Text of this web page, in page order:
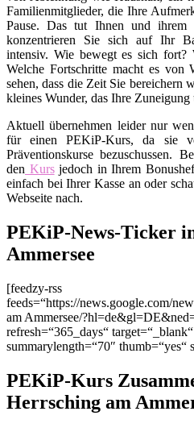
Familienmitglieder, die Ihre
Pause. Das tut Ihnen und
konzentrieren Sie sich auf Ihr
intensiv. Wie bewegt es sich
Welche Fortschritte macht es von
sehen, dass die Zeit Sie
kleines Wunder, das Ihre
Aktuell übernehmen leider nur
für einen PEKiP-Kurs, da sie
Präventionskurse bezuschussen.
den Kursjedoch in Ihrem
einfach bei Ihrer Kasse an oder
Webseite nach.
PEKiP-News-Ticker
Ammersee
[feedzy-rss
feeds=“https://news.google.com/
am Ammersee/
refresh=“365_days“
summarylength=“70″ thumb=“yes“
PEKiP-Kurs
Herrsching am